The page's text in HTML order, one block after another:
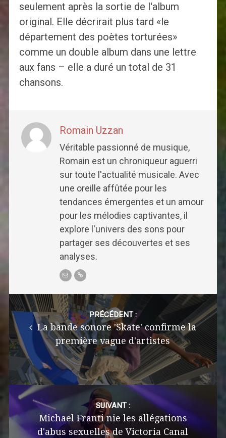
seulement après la sortie de l'album
original. Elle décrirait plus tard «le
département des poètes torturées»
comme un double album dans une lettre
aux fans – elle a duré un total de 31
chansons.
Romain Uzzan
Véritable passionné de musique,
Romain est un chroniqueur aguerri
sur toute l'actualité musicale. Avec
une oreille affûtée pour les
tendances émergentes et un amour
pour les mélodies captivantes, il
explore l'univers des sons pour
partager ses découvertes et ses
analyses.
Post
navigation
PRÉCÉDENT :
La bande sonore 'Skate' confirme la
première vague d'artistes
SUIVANT :
Michael Franti nie les allégations
d'abus sexuelles de Victoria Canal